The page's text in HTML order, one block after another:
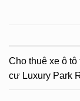
Cho thuê xe ô tô
cư Luxury Park